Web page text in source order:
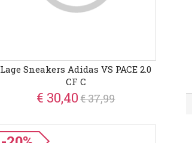
Lage Sneakers Adidas VS PACE 2.0
CF C
€ 30,40€ 37,99